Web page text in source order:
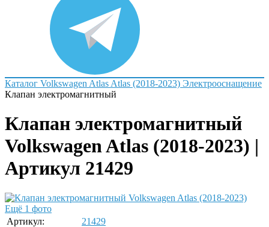
Каталог Volkswagen Atlas Atlas (2018-2023) Электрооснащение
Клапан электромагнитный
Клапан электромагнитный
Volkswagen Atlas (2018-2023) |
Артикул 21429
Ещё 1 фото
Артикул:
21429